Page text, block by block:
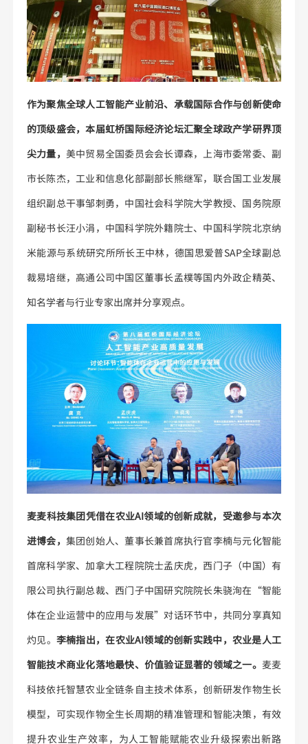
作为聚焦全球人工智能产业前沿、承载国际合作与创新使命
的顶级盛会，本届虹桥国际经济论坛汇聚全球政产学研界顶
尖力量， 美中贸易全国委员会会长谭森，上海市委常委、副
市长陈杰，工业和信息化部副部长熊继军，联合国工业发展
组织副总干事邹刺勇，中国社会科学院大学教授、国务院原
副秘书长汪小涓，中国科学院外籍院士、中国科学院北京纳
米能源与系统研究所所长王中林，德国思爱普SAP全球副总
裁易培继，高通公司中国区董事长孟樸等国内外政企精英、
知名学者与行业专家出席并分享观点。
麦麦科技集团凭借在农业AI领域的创新成就，受邀参与本次
进博会， 集团创始人、董事长兼首席执行官李楠与元化智能
首席科学家、加拿大工程院院士孟庆虎，西门子（中国）有
限公司执行副总裁、西门子中国研究院院长朱骁洵在“智能
体在企业运营中的应用与发展”对话环节中，共同分享真知
灼见。 李楠指出，在农业AI领域的创新实践中，农业是人工
智能技术商业化落地最快、价值验证显著的领域之一。 麦麦
科技依托智慧农业全链条自主技术体系，创新研发作物生长
模型，可实现作物全生长周期的精准管理和智能决策，有效
提升农业生产效率，为人工智能赋能农业升级探索出新路